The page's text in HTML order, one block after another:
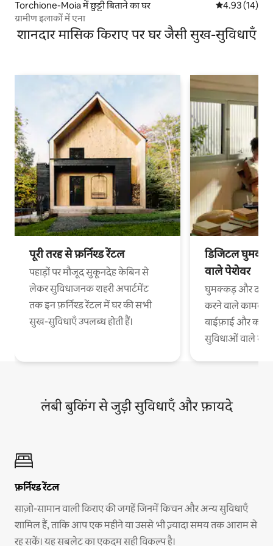
Torchione-Moia में छुट्टी बिताने का घर औसत रेटिंग 5 में
4.93 (14)
ग्रामीण इलाकों में एना
शानदार मासिक किराए पर घर जैसी सुख-सुविधाएँ
पूरी तरह से फ़र्निश्ड रेंटल
पहाड़ों पर मौजूद सुकूनदेह केबिन से
लेकर सुविधाजनक शहरी अपार्टमेंट
तक इन फ़र्निश्ड रेंटल में घर की सभी
सुख-सुविधाएँ उपलब्ध होती हैं।
डिजिटल
वाले पेशेवर
घुमक्कड़ और
करने वाले
वाईफ़ाई और काम
सुविधाओं वाले
लंबी बुकिंग से जुड़ी सुविधाएँ और फ़ायदे
फ़र्निश्ड रेंटल
साज़ो-सामान वाली किराए की जगहें जिनमें किचन और अन्य सुविधाएँ
शामिल हैं, ताकि आप एक महीने या उससे भी ज़्यादा समय तक आराम से
रह सकें। यह सबलेट का एकदम सही विकल्प है।